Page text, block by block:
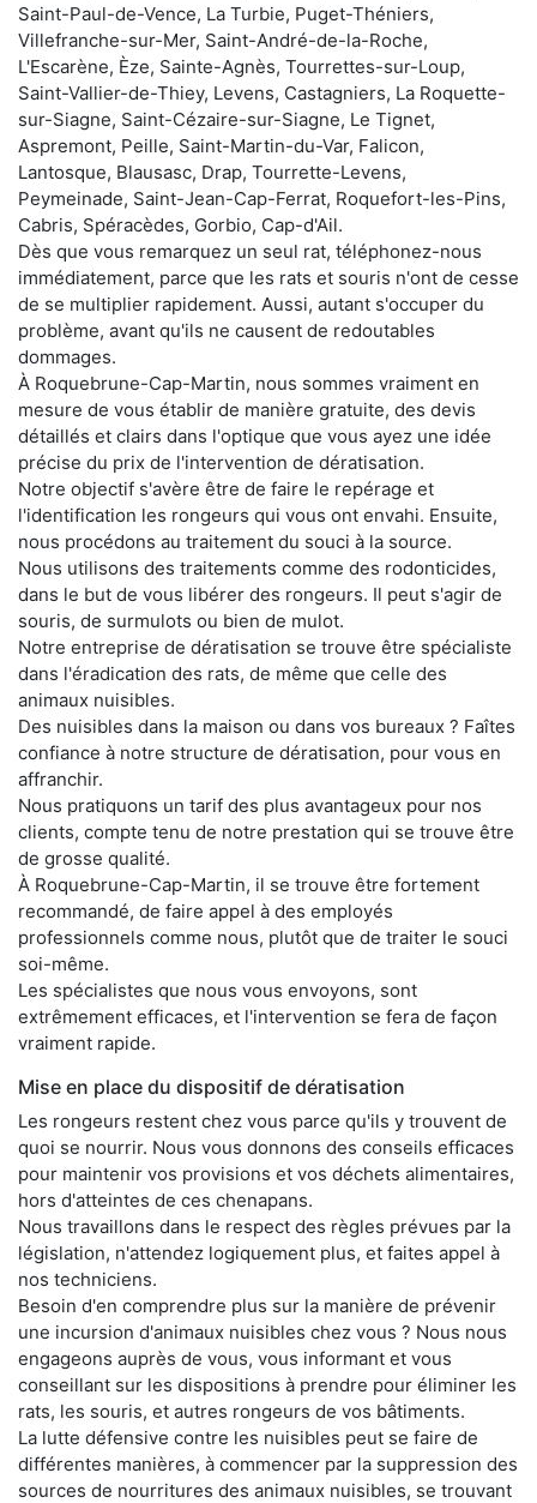
Saint-Paul-de-Vence, La Turbie, Puget-Théniers,
Villefranche-sur-Mer, Saint-André-de-la-Roche,
L'Escarène, Èze, Sainte-Agnès, Tourrettes-sur-Loup,
Saint-Vallier-de-Thiey, Levens, Castagniers, La Roquette-
sur-Siagne, Saint-Cézaire-sur-Siagne, Le Tignet,
Aspremont, Peille, Saint-Martin-du-Var, Falicon,
Lantosque, Blausasc, Drap, Tourrette-Levens,
Peymeinade, Saint-Jean-Cap-Ferrat, Roquefort-les-Pins,
Cabris, Spéracèdes, Gorbio, Cap-d'Ail.
Dès que vous remarquez un seul rat, téléphonez-nous
immédiatement, parce que les rats et souris n'ont de cesse
de se multiplier rapidement. Aussi, autant s'occuper du
problème, avant qu'ils ne causent de redoutables
dommages.
À Roquebrune-Cap-Martin, nous sommes vraiment en
mesure de vous établir de manière gratuite, des devis
détaillés et clairs dans l'optique que vous ayez une idée
précise du prix de l'intervention de dératisation.
Notre objectif s'avère être de faire le repérage et
l'identification les rongeurs qui vous ont envahi. Ensuite,
nous procédons au traitement du souci à la source.
Nous utilisons des traitements comme des rodonticides,
dans le but de vous libérer des rongeurs. Il peut s'agir de
souris, de surmulots ou bien de mulot.
Notre entreprise de dératisation se trouve être spécialiste
dans l'éradication des rats, de même que celle des
animaux nuisibles.
Des nuisibles dans la maison ou dans vos bureaux ? Faîtes
confiance à notre structure de dératisation, pour vous en
affranchir.
Nous pratiquons un tarif des plus avantageux pour nos
clients, compte tenu de notre prestation qui se trouve être
de grosse qualité.
À Roquebrune-Cap-Martin, il se trouve être fortement
recommandé, de faire appel à des employés
professionnels comme nous, plutôt que de traiter le souci
soi-même.
Les spécialistes que nous vous envoyons, sont
extrêmement efficaces, et l'intervention se fera de façon
vraiment rapide.
Mise en place du dispositif de dératisation
Les rongeurs restent chez vous parce qu'ils y trouvent de
quoi se nourrir. Nous vous donnons des conseils efficaces
pour maintenir vos provisions et vos déchets alimentaires,
hors d'atteintes de ces chenapans.
Nous travaillons dans le respect des règles prévues par la
législation, n'attendez logiquement plus, et faites appel à
nos techniciens.
Besoin d'en comprendre plus sur la manière de prévenir
une incursion d'animaux nuisibles chez vous ? Nous nous
engageons auprès de vous, vous informant et vous
conseillant sur les dispositions à prendre pour éliminer les
rats, les souris, et autres rongeurs de vos bâtiments.
La lutte défensive contre les nuisibles peut se faire de
différentes manières, à commencer par la suppression des
sources de nourritures des animaux nuisibles, se trouvant